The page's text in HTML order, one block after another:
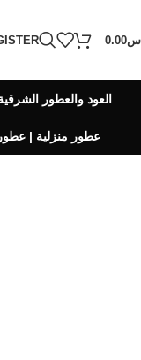
0.00
العود والعطور
عطور منزلية |